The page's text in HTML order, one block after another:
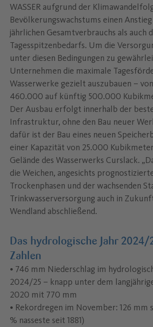
WASSER aufgrund der
Bevölkerungswachstums einen
jährlichen Gesamtverbrauchs als auch
Tagesspitzenbedarfs. Um die
unter diesen Bedingungen zu
Unternehmen die maximale
Wasserwerke gezielt auszubauen –
460.000 auf künftig 500.000
Der Ausbau erfolgt innerhalb der
Infrastruktur, ohne den Bau neuer
dafür ist der Bau eines neuen
einer Kapazität von 25.000
Gelände des Wasserwerks Curslack.
die Weichen, angesichts
Trockenphasen und der wachsenden
Trinkwasserversorgung auch in
Wendland abschließend.
Das hydrologische Jahr 2024/
Zahlen
• 746 mm Niederschlag im
2024/25 – knapp unter dem
2020 mit 770 mm
• Rekordregen im November: 126 mm
% nasseste seit 1881)